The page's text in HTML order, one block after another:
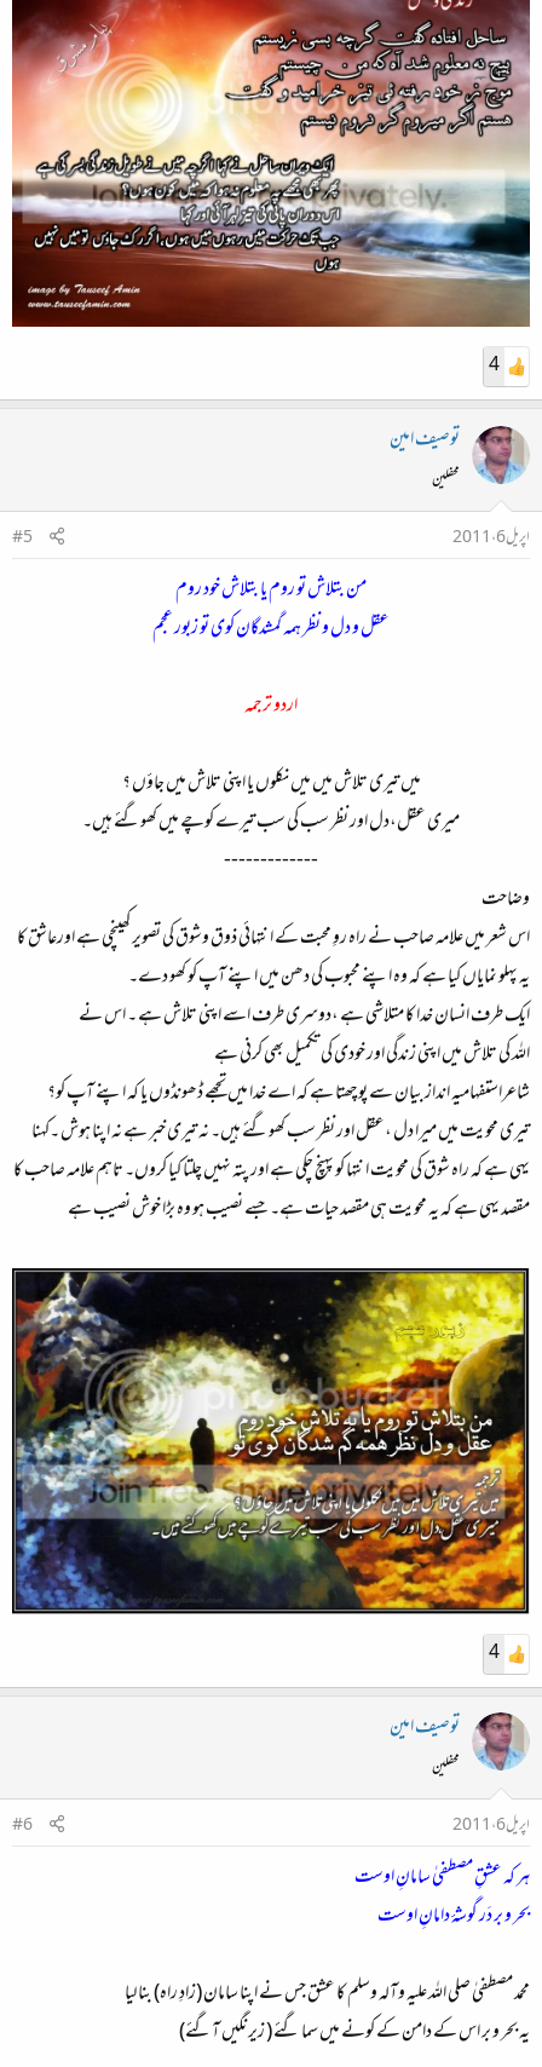
4
توصیف امین
محفلین
اپریل 6، 2011
#5
من بتلاش تو روم یا بتلاش خود روم
عقل و دل و نظر ہمہ گمشدگان کوی تو زبور عجم
اردو ترجمہ
میں تیری تلاش میں میں نکلوں یا اپنی تلاش میں جاؤں ؟
میری عقل،دل اور نظر سب کی سب تیرے کوچے میں کھوگئے ہیں۔
-------------​
وضاحت
اس شعر میں علامہ صاحب نے راہ روِ محبت کے انتہائی ذوق وشوق کی تصویر کھینچی ہے اورعاشق کا
یہ پہلو نمایاں کیا ہے کہ وہ اپنے محبوب کی دھن میں اپنے آپ کو کھو دے۔
ایک طرف انسان خدا کا متلاشی ہے ،دوسری طرف اسے اپنی تلاش ہے ۔ اس نے
اللہ کی تلاش میں اپنی زندگی اور خودی کی تکمیل بھی کرنی ہے
شاعراستفہامیہ انداز بیان سے پوچھتا ہے کہ اے خدا میں تجھے ڈھونڈوں یا کہ اپنے آپ کو؟
تیری محویت میں میرا دل ،عقل اور نظر سب کھوگئے ہیں۔ نہ تیری خبر ہے نہ اپنا ہوش ۔کہنا
یہی ہے کہ راہ شوق کی محویت انتہا کو پہنچ چکی ہے اور پتہ نہیں چلتا کیا کروں۔ تاہم علامہ صاحب کا
مقصد یہی ہے کہ یہ محویت ہی مقصد حیات ہے۔ جسے نصیب ہو وہ بڑا خوش نصیب ہے
4
توصیف امین
محفلین
اپریل 6، 2011
#6
ہر کہ عشقِ مصطفیٰ سامانِ اوست
بحر و بر دَر گوشۂ دامانِ اوست
محمد مصطفیٰ صلی اللہ علیہ وآلہ وسلم کا عشق جس نے اپنا سامان (زادِ راہ) بنا لیا
یہ بحر و بر اس کے دامن کے کونے میں سما گئے ( زیرنگیں آگئے)